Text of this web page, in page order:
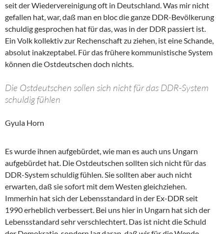
seit der Wiedervereinigung oft in Deutschland. Was mir nicht
gefallen hat, war, daß man en bloc die ganze DDR-Bevölkerung
schuldig gesprochen hat für das, was in der DDR passiert ist.
Ein Volk kollektiv zur Rechenschaft zu ziehen, ist eine Schande,
absolut inakzeptabel. Für das frühere kommunistische System
können die Ostdeutschen doch nichts.
Die Ostdeutschen sollen sich nicht für das DDR-System
schuldig fühlen
Gyula Horn
Es wurde ihnen aufgebürdet, wie man es auch uns Ungarn
aufgebürdet hat. Die Ostdeutschen sollten sich nicht für das
DDR-System schuldig fühlen. Sie sollten aber auch nicht
erwarten, daß sie sofort mit dem Westen gleichziehen.
Immerhin hat sich der Lebensstandard in der Ex-DDR seit
1990 erheblich verbessert. Bei uns hier in Ungarn hat sich der
Lebensstandard sehr verschlechtert. Das ist nicht die Schuld